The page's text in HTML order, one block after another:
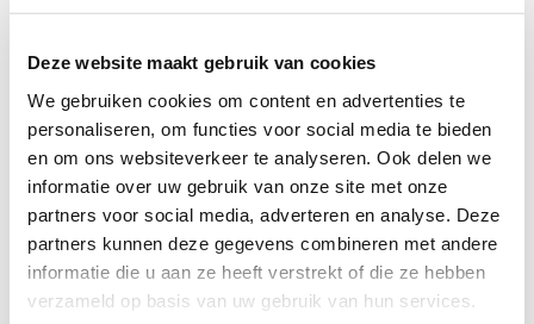
Deze website maakt gebruik van cookies
We gebruiken cookies om content en advertenties te
personaliseren, om functies voor social media te bieden
en om ons websiteverkeer te analyseren. Ook delen we
informatie over uw gebruik van onze site met onze
partners voor social media, adverteren en analyse. Deze
partners kunnen deze gegevens combineren met andere
informatie die u aan ze heeft verstrekt of die ze hebben
verzameld op basis van uw gebruik van hun services.
Collectief Schuldregelen &
procesversnelling is in het voordeel
van mensen met schulden
Door gebruik te maken van zowel Collectief
Schuldregelen als het Schuldenknooppunt
wordt extra versnelling van het
schuldregelproces gerealiseerd. Collectief
Schuldregelen door een processtap over te